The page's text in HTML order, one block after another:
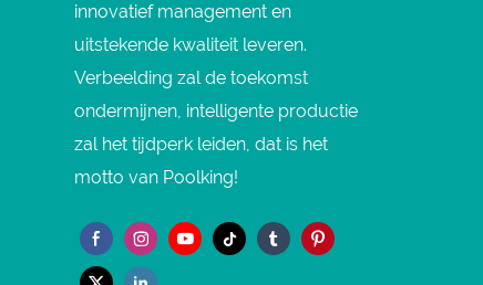
innovatief management en
uitstekende kwaliteit leveren.
Verbeelding zal de toekomst
ondermijnen, intelligente productie
zal het tijdperk leiden, dat is het
motto van Poolking!